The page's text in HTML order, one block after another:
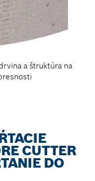
a štruktúra na
CUTTER
DO